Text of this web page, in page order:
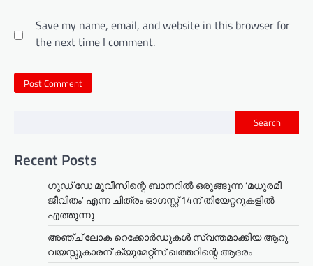
Save my name, email, and website in this browser for
the next time I comment.
Search
Recent Posts
ഗുഡ് ഡേ മൂവീസിന്റെ ബാനറിൽ ഒരുങ്ങുന്ന ‘മധുരമീ
ജീവിതം’ എന്ന ചിത്രം ഓഗസ്റ്റ് 14ന് തിയേറ്ററുകളിൽ
എത്തുന്നു
അഞ്ച് ലോക റെക്കോർഡുകൾ സ്വന്തമാക്കിയ ആറു
വയസ്സുകാരന് ക്യുമേറ്റ്സ് ഖത്തറിന്റെ ആദരം